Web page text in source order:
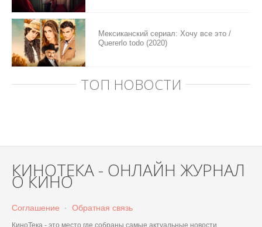
Мексиканский сериал: Хочу все это /
Quererlo todo (2020)
ТОП НОВОСТИ
КИНОТЕКА - ОНЛАЙН ЖУРНАЛ
О КИНО
Соглашение · Обратная связь
КиноТека - это место где собраны самые актуальные новости